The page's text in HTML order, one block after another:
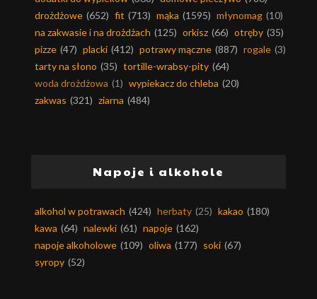
drożdżowe (652) fit (713) mąka (1595) młynomag (10)
na zakwasie i na drożdżach (125) orkisz (66) otręby (35)
pizze (47) placki (412) potrawy mączne (887) rogale (3)
tarty na słono (35) tortille-wrabsy-pity (64)
woda drożdżowa (1) wypiekacz do chleba (20)
zakwas (321) ziarna (484)
Napoje i alkohole
alkohol w potrawach (424) herbaty (25) kakao (180)
kawa (64) nalewki (61) napoje (162)
napoje alkoholowe (109) oliwa (177) soki (67)
syropy (52)